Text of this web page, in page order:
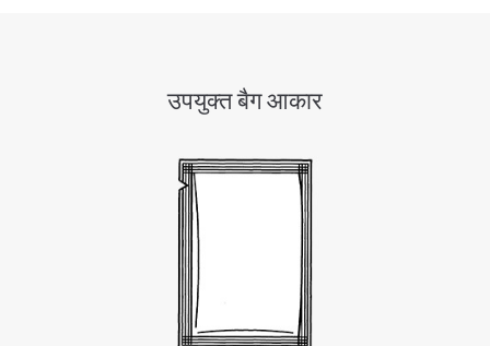
उपयुक्त बैग आकार